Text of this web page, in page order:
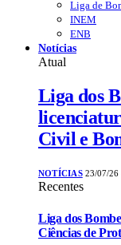
Liga de
INEM
ENB
Notícias
Atual
Liga dos
Civil e
NOTÍCIAS 23/07/26
Recentes
Liga dos
Ciências de